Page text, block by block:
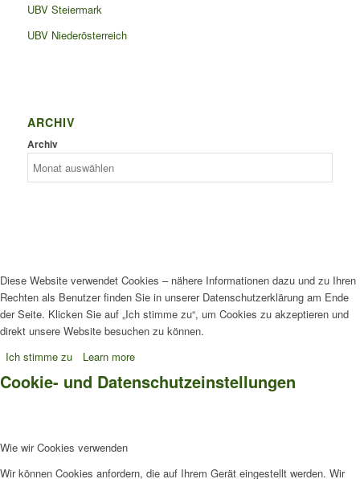
UBV Steiermark
UBV Niederösterreich
ARCHIV
Archiv
Diese Website verwendet Cookies – nähere Informationen dazu und zu Ihren
Rechten als Benutzer finden Sie in unserer Datenschutzerklärung am Ende
der Seite. Klicken Sie auf „Ich stimme zu“, um Cookies zu akzeptieren und
direkt unsere Website besuchen zu können.
Ich stimme zu
Learn more
Cookie- und Datenschutzeinstellungen
Wie wir Cookies verwenden
Wir können Cookies anfordern, die auf Ihrem Gerät eingestellt werden. Wir